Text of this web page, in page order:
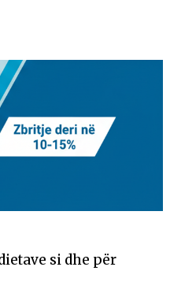
si dhe për